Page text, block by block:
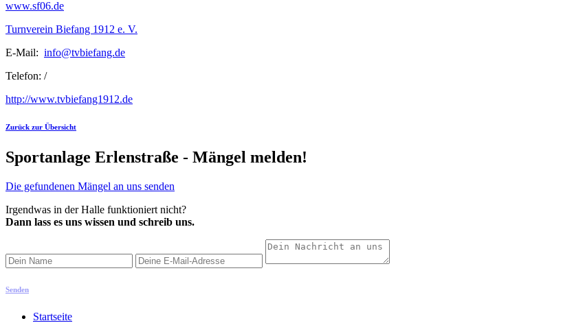
www.sf06.de
Turnverein Biefang 1912 e. V.
E-Mail: ed.gnafeibvt@ofni
Telefon: /
http://www.tvbiefang1912.de
Zurück zur Übersicht
Sportanlage Erlenstraße - Mängel melden!
Die gefundenen Mängel an uns senden
Irgendwas in der Halle funktioniert nicht?
Dann lass es uns wissen und schreib uns.
Senden
Startseite